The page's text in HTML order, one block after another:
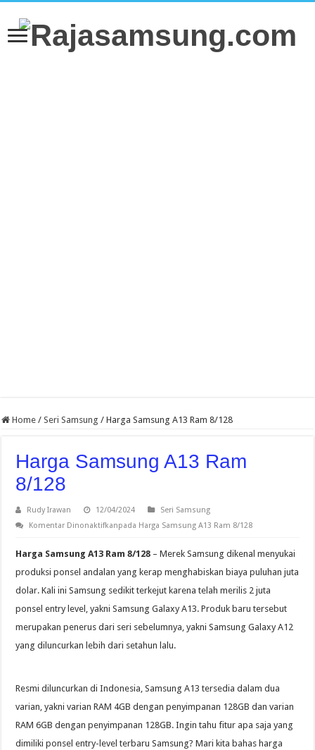
Home / Seri Samsung / Harga Samsung A13 Ram 8/128
Harga Samsung A13 Ram
8/128
Rudy Irawan 12/04/2024
Seri Samsung
Komentar Dinonaktifkanpada Harga Samsung A13 Ram 8/128
Harga Samsung A13 Ram 8/128 – Merek Samsung dikenal menyukai
produksi ponsel andalan yang kerap menghabiskan biaya puluhan juta
dolar. Kali ini Samsung sedikit terkejut karena telah merilis 2 juta
ponsel entry level, yakni Samsung Galaxy A13. Produk baru tersebut
merupakan penerus dari seri sebelumnya, yakni Samsung Galaxy A12
yang diluncurkan lebih dari setahun lalu.
Resmi diluncurkan di Indonesia, Samsung A13 tersedia dalam dua
varian, yakni varian RAM 4GB dengan penyimpanan 128GB dan varian
RAM 6GB dengan penyimpanan 128GB. Ingin tahu fitur apa saja yang
dimiliki ponsel entry-level terbaru Samsung? Mari kita bahas harga